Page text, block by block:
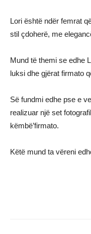
Lori është ndër femrat
stil çdoherë, me
Mund të themi se edhe
luksi dhe gjërat firmato
Së fundmi edhe pse e
realizuar një set
këmbë’firmato.
Këtë mund ta vëreni